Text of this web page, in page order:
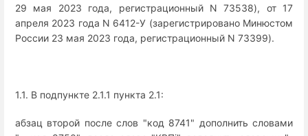
29 мая 2023 года, регистрационный N 73538), от 17
апреля 2023 года N 6412-У (зарегистрировано Минюстом
России 23 мая 2023 года, регистрационный N 73399).
1.1. В подпункте 2.1.1 пункта 2.1:
абзац второй после слов "код 8741" дополнить словами